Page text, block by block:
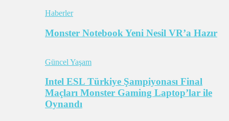
Haberler
Monster Notebook Yeni Nesil VR’a Hazır
Güncel Yaşam
Intel ESL Türkiye Şampiyonası Final
Maçları Monster Gaming Laptop’lar ile
Oynandı